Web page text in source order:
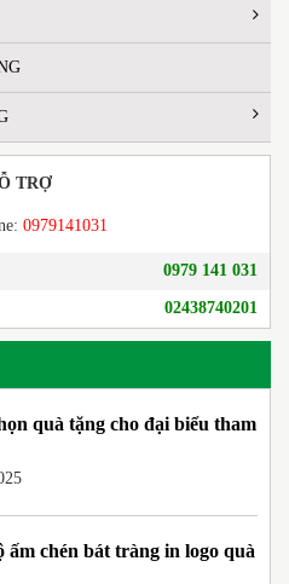
TRỢ
0979141031
0979 141 031
02438740201
quà tặng cho đại biểu tham
ấm chén bát tràng in logo quà